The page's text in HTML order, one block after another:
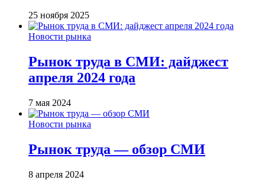
25 ноября 2025
Новости рынка
Рынок труда в СМИ: дайджест
апреля 2024 года
7 мая 2024
Новости рынка
Рынок труда — обзор СМИ
8 апреля 2024